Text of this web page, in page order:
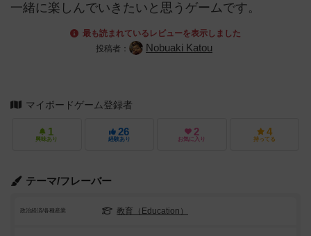
一緒に楽しんでいきたいと思うゲームです。
最も読まれているレビューを表示しました
投稿者：
Nobuaki Katou
マイボードゲーム登録者
1
興味あり
26
経験あり
2
お気に入り
4
持ってる
テーマ/フレーバー
政治経済/各種産業 教育（Education）